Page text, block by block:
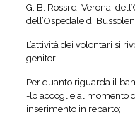
G. B. Rossi di Verona,
dell’Ospedale di
L’attività dei volontari si
genitori.
Per quanto riguarda il
-lo accoglie al momento
inserimento in reparto;